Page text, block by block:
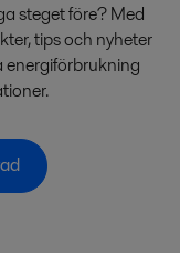
steget före? Med
tips och nyheter
energiförbrukning